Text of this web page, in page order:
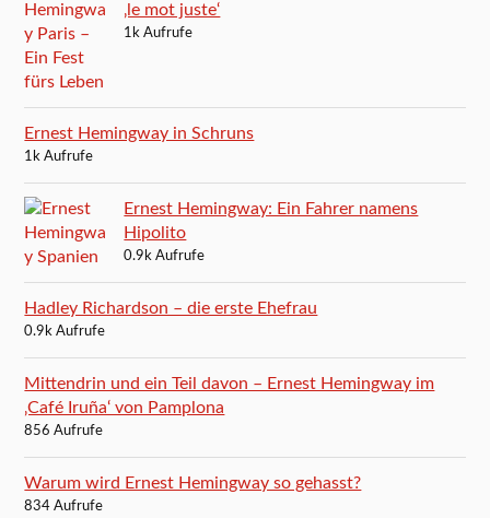
‚le mot juste‘
1k Aufrufe
Ernest Hemingway in Schruns
1k Aufrufe
Ernest Hemingway: Ein Fahrer namens
Hipolito
0.9k Aufrufe
Hadley Richardson – die erste Ehefrau
0.9k Aufrufe
Mittendrin und ein Teil davon – Ernest Hemingway im
‚Café Iruña‘ von Pamplona
856 Aufrufe
Warum wird Ernest Hemingway so gehasst?
834 Aufrufe